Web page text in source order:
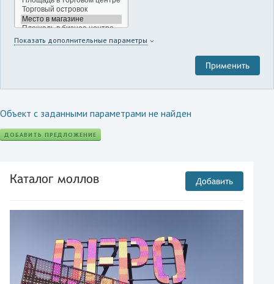
Показать дополнительные параметры
Объект с заданными параметрами не найден
ДОБАВИТЬ ПРЕДЛОЖЕНИЕ
Каталог моллов Добавить